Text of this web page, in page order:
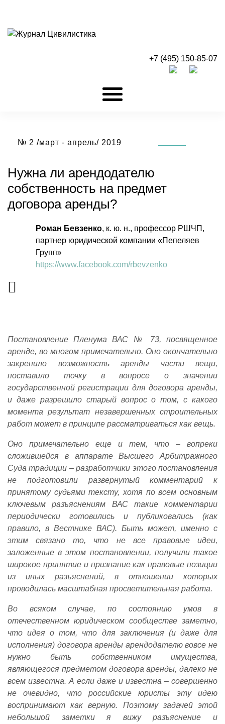
+7 (495) 150-85-07
№ 2 /март - апрель/ 2019
Нужна ли арендодателю
собственность на предмет
договора аренды?
Роман Бевзенко, к. ю. н., профессор РШЧП,
партнер юридической компании «Пепеляев
Групп»
https://www.facebook.com/rbevzenko
Постановление Пленума ВАС № 73, посвященное
аренде, во многом примечательно. Оно окончательно
закрепило возможность аренды части вещи,
поставило точку в вопросе о значении
государственной регистрации для договора аренды,
и даже разрешило старый вопрос о том, с какого
момента результат незавершенных строительных
работ может в принципе рассматриваться как вещь.
Оно примечательно еще и тем, что – вопреки
сложившейся в аппарате Высшего Арбитражного
Суда традиции – разработчики этого постановления
не подготовили развернутый комментарий к
принятому судьями тексту, хотя по всем основным
ключевым разъяснениям ВАС такие комментарии
периодически готовились и публиковались (как
правило, в Вестнике ВАС). Быть может, именно с
этим связано то, что не все правовые идеи,
заложенные в этом постановлении, получили такое
широкое принятие и признание как правовые позиции
из иных разъяснений, в отношении которых
проводилась масштабная просветительная работа.
Во всяком случае, по состоянию умов в
отечественном юридическом сообществе заметно,
что идея о том, что для заключения (и даже для
исполнения) договора аренды арендодателю вовсе не
нужно быть собственником имущества,
являющегося предметом договора аренды, далеко не
всем известна. А если даже и известна – совершенно
не очевидно, что российские юристы эту идею
воспринимают как верную. Поэтому задачей этой
небольшой заметки я вижу разъяснение и